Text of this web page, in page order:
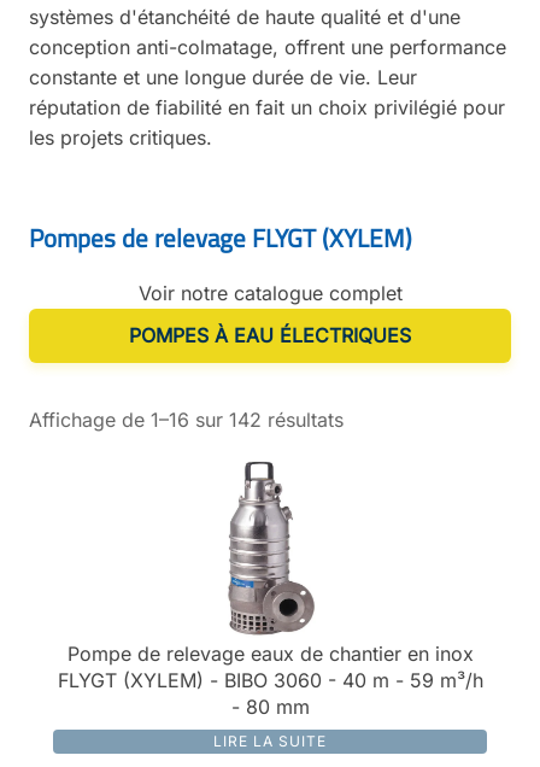
systèmes d'étanchéité de haute qualité et d'une
conception anti-colmatage, offrent une performance
constante et une longue durée de vie. Leur
réputation de fiabilité en fait un choix privilégié pour
les projets critiques.
Pompes de relevage FLYGT (XYLEM)
Voir notre catalogue complet
POMPES À EAU ÉLECTRIQUES
Affichage de 1–16 sur 142 résultats
Pompe de relevage eaux de chantier en inox
FLYGT (XYLEM) - BIBO 3060 - 40 m - 59 m³/h
- 80 mm
LIRE LA SUITE